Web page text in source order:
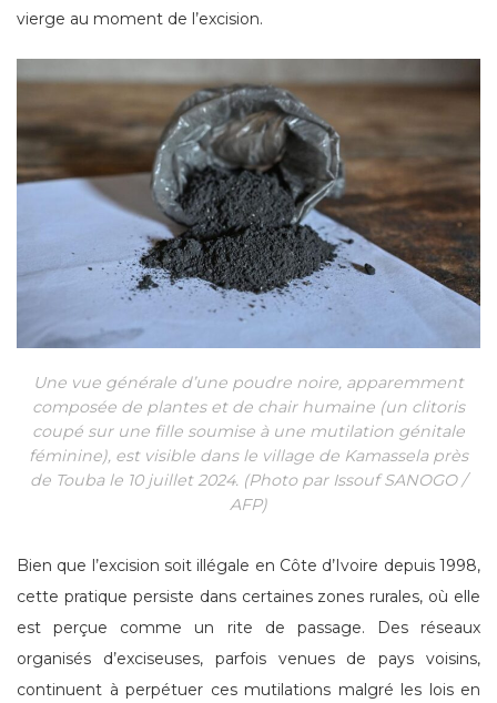
vierge au moment de l’excision.
Une vue générale d’une poudre noire, apparemment
composée de plantes et de chair humaine (un clitoris
coupé sur une fille soumise à une mutilation génitale
féminine), est visible dans le village de Kamassela près
de Touba le 10 juillet 2024. (Photo par Issouf SANOGO /
AFP)
Bien que l’excision soit illégale en Côte d’Ivoire depuis 1998,
cette pratique persiste dans certaines zones rurales, où elle
est perçue comme un rite de passage. Des réseaux
organisés d’exciseuses, parfois venues de pays voisins,
continuent à perpétuer ces mutilations malgré les lois en